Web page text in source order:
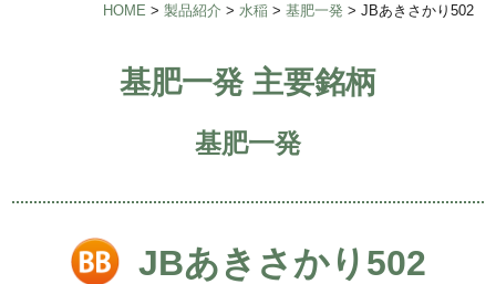
HOME > 製品紹介 > 水稲 > 基肥一発 > JBあきさかり502
基肥一発 主要銘柄
基肥一発
JBあきさかり502